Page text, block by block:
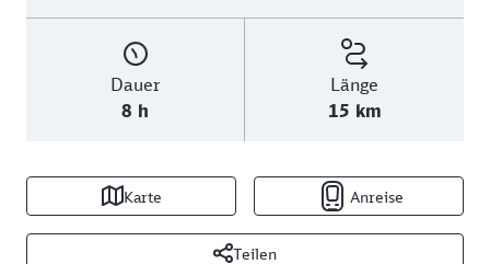
Dauer
8 h
Länge
15 km
Karte Anreise
Teilen